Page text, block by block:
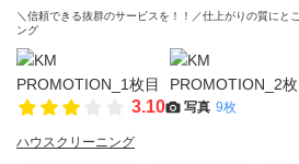
＼信頼できる抜群のサービスを！！／仕上がりの質にと
ング
3.10 写真 9枚
ハウスクリーニング